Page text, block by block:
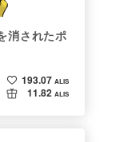
消されたポ
193.07 ALIS
11.82 ALIS